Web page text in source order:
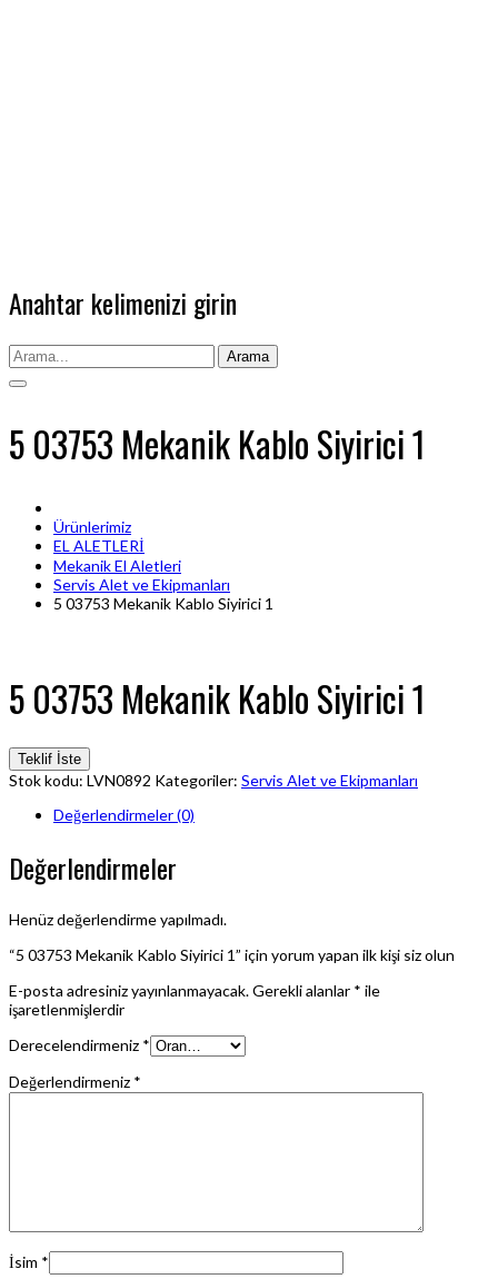
Anahtar kelimenizi girin
Arama
5 03753 Mekanik Kablo Siyirici 1
Ürünlerimiz
EL ALETLERİ
Mekanik El Aletleri
Servis Alet ve Ekipmanları
5 03753 Mekanik Kablo Siyirici 1
5 03753 Mekanik Kablo Siyirici 1
Teklif İste
Stok kodu: LVN0892 Kategoriler: Servis Alet ve Ekipmanları
Değerlendirmeler (0)
Değerlendirmeler
Henüz değerlendirme yapılmadı.
“5 03753 Mekanik Kablo Siyirici 1” için yorum yapan ilk kişi siz olun
E-posta adresiniz yayınlanmayacak.Gerekli alanlar * ile
işaretlenmişlerdir
Derecelendirmeniz *
Değerlendirmeniz *
İsim *